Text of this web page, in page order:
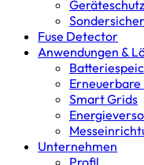
Fuse Detector
Anwendungen &
Erneuerbare
Smart Grids
Unternehmen
Profil